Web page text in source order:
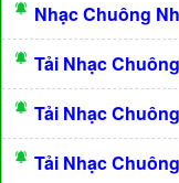
Nhạc Chuông
Tải Nhạc
Tải Nhạc
Tải Nhạc